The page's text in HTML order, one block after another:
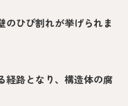
のひび割れが挙げられま
経路となり、構造体の腐